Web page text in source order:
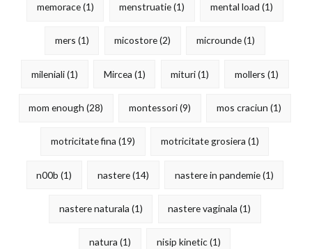
memorace(1) menstruatie(1) mental load (1)
mers (1) micostore(2) microunde(1)
mileniali(1) Mircea (1) mituri(1) mollers (1)
mom enough (28) montessori(9) mos craciun (1)
motricitate fina (19) motricitate grosiera (1)
n00b (1) nastere(14) nastere in pandemie(1)
nastere naturala (1) nastere vaginala (1)
natura (1) nisip kinetic(1)